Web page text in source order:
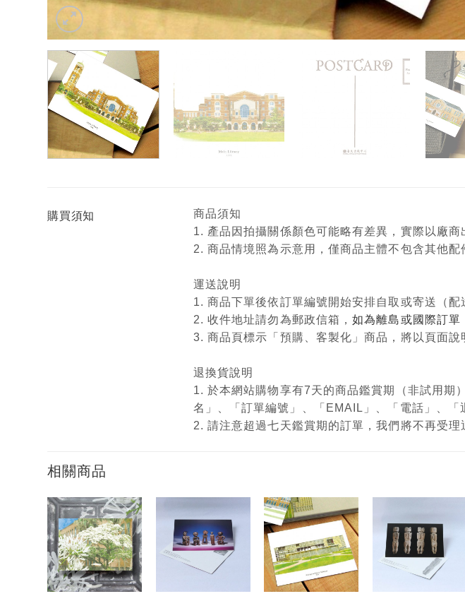
購買須知
商品須知
1. 產品因拍攝關係顏色可能略有差異，實際以廠商
2. 商品情境照為示意用，僅商品主體不包含其他配
運送說明
1. 商品下單後依訂單編號開始安排自取或寄送（
2. 收件地址請勿為郵政信箱，如為離島或國際訂單
3. 商品頁標示「預購、客製化」商品，將以頁面說
退換貨說明
1. 於本網站購物享有7天的商品鑑賞期（非試用期
名」、「訂單編號」、「EMAIL」、「電話」、
2. 請注意超過七天鑑賞期的訂單，我們將不再受
相關商品
加入
「願
望輕
單」
加入
「願
望輕
單」
加入
「願
望輕
單」
加入
「願
望輕
單」